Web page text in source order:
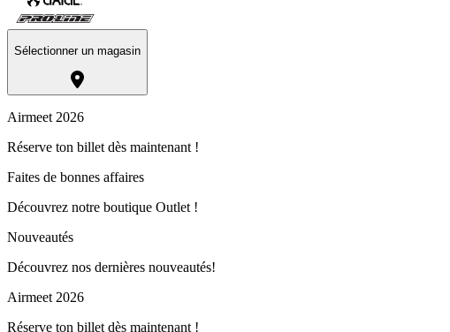
Sélectionner un magasin
Airmeet 2026
Réserve ton billet dès maintenant !
Faites de bonnes affaires
Découvrez notre boutique Outlet !
Nouveautés
Découvrez nos dernières nouveautés!
Airmeet 2026
Réserve ton billet dès maintenant !